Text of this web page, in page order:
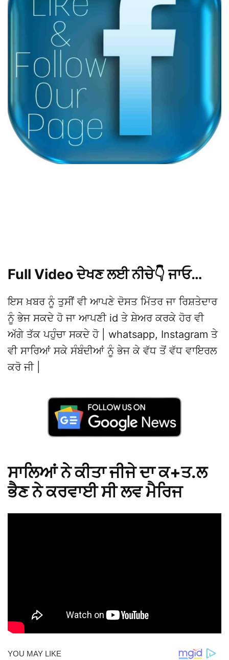
Full Video ਦੇਖਣ ਲਈ ਨੀਚੇ👇 ਜਾਓ…
ਇਸ ਖ਼ਬਰ ਨੂੰ ਤੁਸੀਂ ਵੀ ਆਪਣੇ ਦੋਸਤ ਮਿੱਤਰ ਜਾ ਰਿਸ਼ਤੇਦਾਰ
ਨੂੰ ਭੇਜ ਸਕਦੇ ਹੋ ਜਾ ਆਪਣੀ id ਤੇ ਸ਼ੇਅਰ ਕਰਕੇ ਹੋਰ ਵੀ
ਅੱਗੇ ਤੱਕ ਪਹੁੰਚਾ ਸਕਦੇ ਹੋ | whatsapp, Instagram ਤੇ
ਵੀ ਸਾਰਿਆਂ ਸਕੇ ਸੰਬੰਦੀਆਂ ਨੂੰ ਭੇਜ ਕੇ ਵੱਧ ਤੋਂ ਵੱਧ ਵਾਇਰਲ
ਕਰੋ ਜੀ |
ਸਾਲਿਆਂ ਨੇ ਕੀਤਾ ਜੀਜੇ ਦਾ ਕ+ਤ.ਲ
ਭੈਣ ਨੇ ਕਰਵਾਈ ਸੀ ਲਵ ਮੈਰਿਜ